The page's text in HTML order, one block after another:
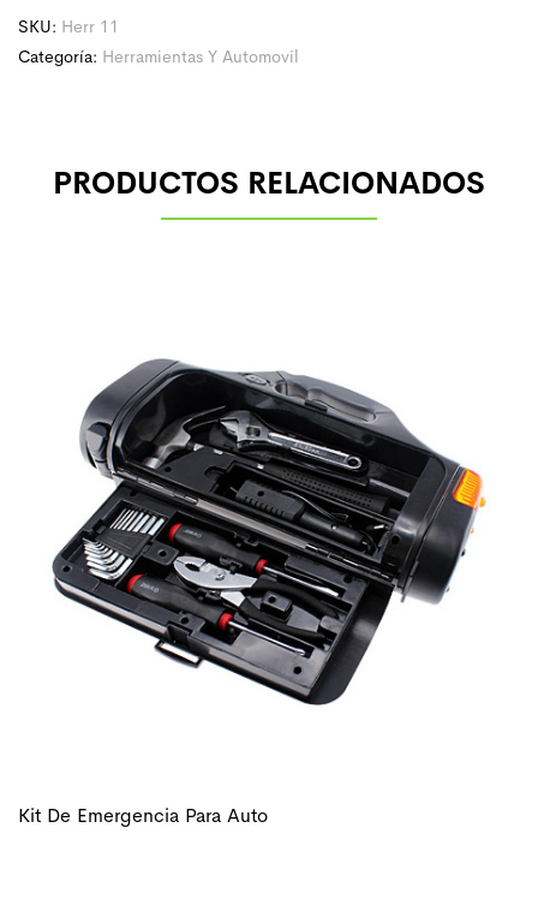
SKU: Herr 11
Categoría: Herramientas Y Automovil
PRODUCTOS RELACIONADOS
Kit De Emergencia Para Auto